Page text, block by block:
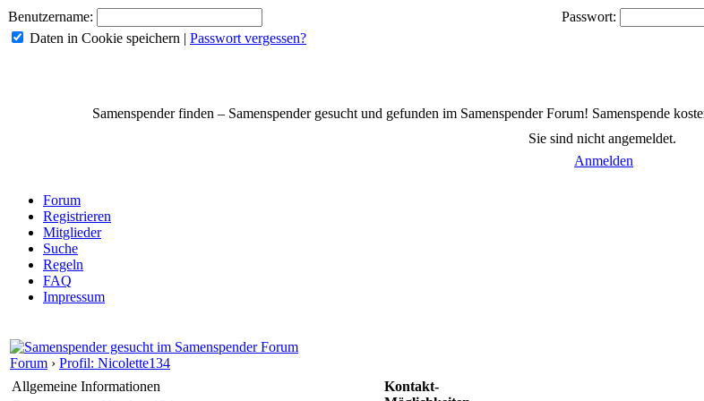
Benutzername:
Passwort:
Daten in Cookie speichern | Passwort vergessen?
Samenspender finden – Samenspender gesucht und gefunden im Samenspender Forum! Samenspende
Sie sind nicht angemeldet.
Anmelden
Forum
Registrieren
Mitglieder
Suche
Regeln
FAQ
Impressum
Forum › Profil: Nicolette134
Allgemeine Informationen
Kontakt-